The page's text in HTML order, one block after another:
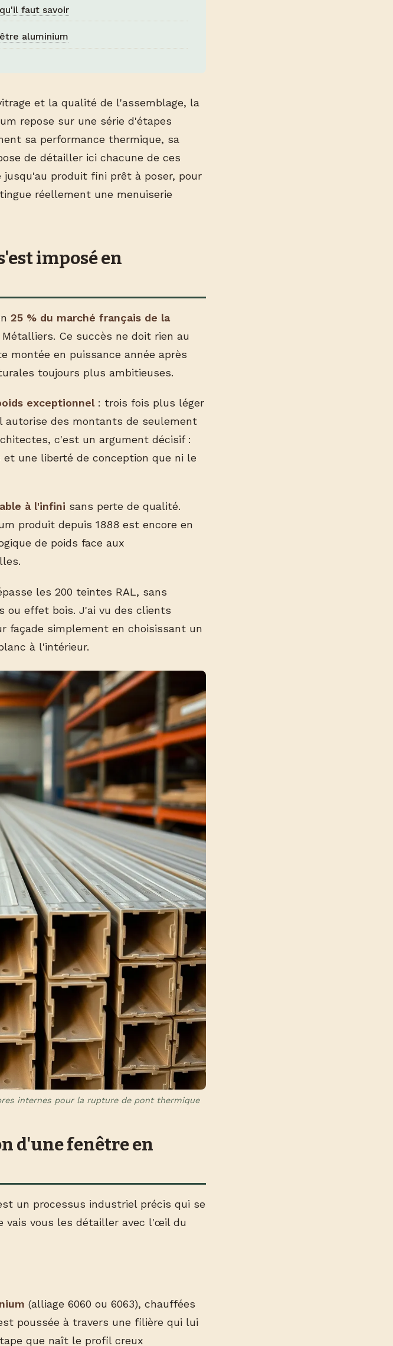
faut savoir
aluminium
et la qualité de l'assemblage, la
repose sur une série d'étapes
sa performance thermique, sa
de détailler ici chacune de ces
produit fini prêt à poser, pour
réellement une menuiserie
imposé en
25 % du marché français de la
Ce succès ne doit rien au
montée en puissance année après
toujours plus ambitieuses.
exceptionnel: trois fois plus léger
autorise des montants de seulement
c'est un argument décisif :
une liberté de conception que ni le
à l'infini sans perte de qualité.
produit depuis 1888 est encore en
de poids face aux
les 200 teintes RAL, sans
ou effet bois. J'ai vu des clients
façade simplement en choisissant un
à l'intérieur.
internes pour la rupture de pont thermique
d'une fenêtre en
un processus industriel précis qui se
vais vous les détailler avec l'œil du
(alliage 6060 ou 6063), chauffées
poussée à travers une filière qui lui
que naît le profil creux